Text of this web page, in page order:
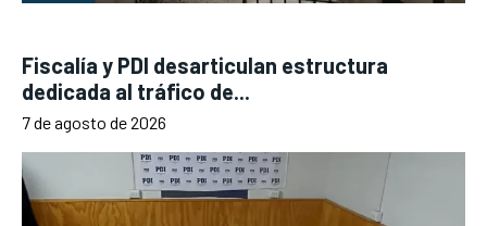
Fiscalía y PDI desarticulan estructura
dedicada al tráfico de...
7 de agosto de 2026